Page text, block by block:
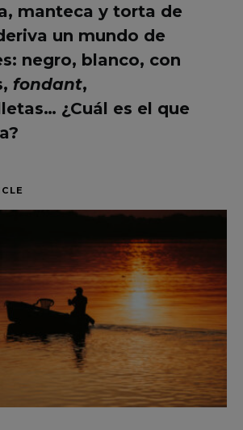
manteca y torta de
un mundo de
negro, blanco, con
fondant,
¿Cuál es el que